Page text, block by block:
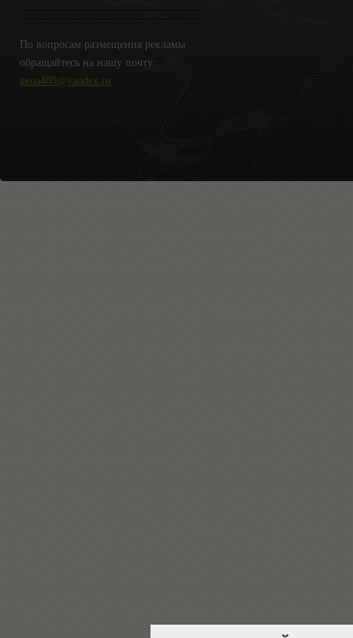
По вопросам размещения рекламы
обращайтесь на нашу почту:
gena480@yandex.ru